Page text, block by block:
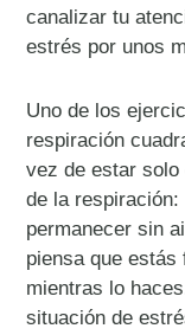
canalizar tu
estrés por unos
Uno de los
respiración
vez de estar solo
de la
permanecer sin
piensa que estás
mientras lo
situación de